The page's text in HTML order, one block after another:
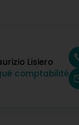
Lisiero
comptabilité